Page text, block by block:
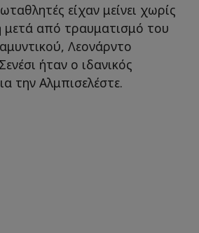
είχαν μείνει χωρίς
μετά από τραυματισμό του
Λεονάρντο
ήταν ο ιδανικός
την Αλμπισελέστε.